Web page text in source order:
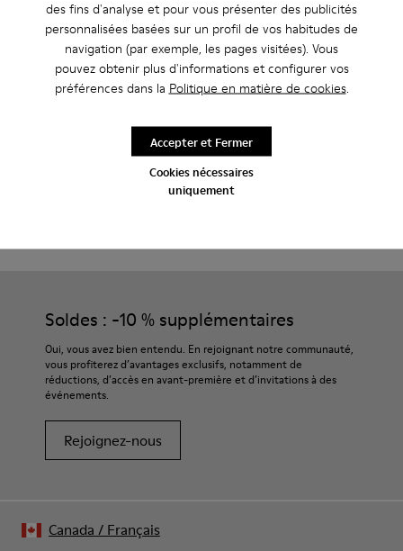
des fins d'analyse et pour vous présenter des publicités
personnalisées basées sur un profil de vos habitudes de
navigation (par exemple, les pages visitées). Vous
pouvez obtenir plus d'informations et configurer vos
préférences dans la Politique en matière de cookies.
Cookies nécessaires
uniquement
Accepter et Fermer
Sandales
Bottes
Chaussures casual
Baskets
Chaussons
Chaussures habillées
Chaussures à plateau
À talon
Soldes : -10 % supplémentaires
Oui, vous avez bien entendu. En rejoignant notre communauté,
vous profiterez d’avantages exclusifs, notamment de
réductions, d’accès en avant-première et d’invitations à des
événements.
Rejoignez-nous
Canada / Français